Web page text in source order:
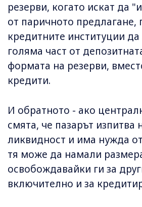
резерви, когато искат да
от паричното
кредитните институции
голяма част от
формата на резерви,
кредити.
И обратното - ако
смята, че пазарът изпитва
ликвидност и има нужда
тя може да намали
освобождавайки ги за
включително и за